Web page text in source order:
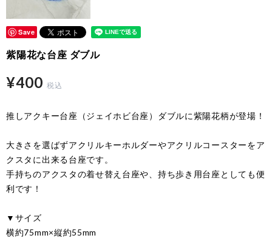
Save
紫陽花な台座 ダブル
¥400 税込
推しアクキー台座（ジェイホビ台座）ダブルに紫陽花柄が登場！
大きさを選ばずアクリルキーホルダーやアクリルコースターをア
クスタに出来る台座です。
手持ちのアクスタの着せ替え台座や、持ち歩き用台座としても便
利です！
▼サイズ
横約75mm×縦約55mm